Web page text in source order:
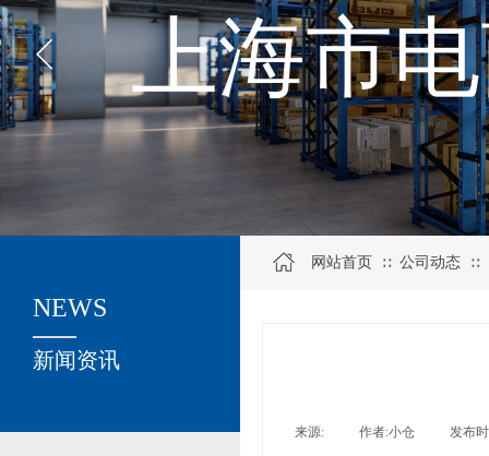
上海市
关于我们
新闻资讯
NEWS
网站首页 ∷ 公司动态 ∷
来源: 作者:小仓 发布